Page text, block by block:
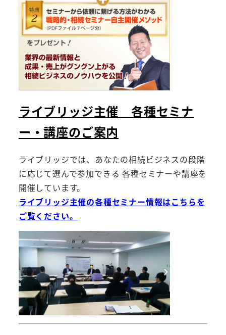
ライブリッジ主催 各種セミナ
ー・講座のご案内
ライブリッジでは、あなたの相続ビジネスの段階
に応じて選んで参加できる 各種セミナーや講座を
開催しています。
ライブリッジ主催の各種セミナー情報はこちらを
ご覧ください。